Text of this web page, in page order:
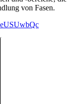
von Fasen.